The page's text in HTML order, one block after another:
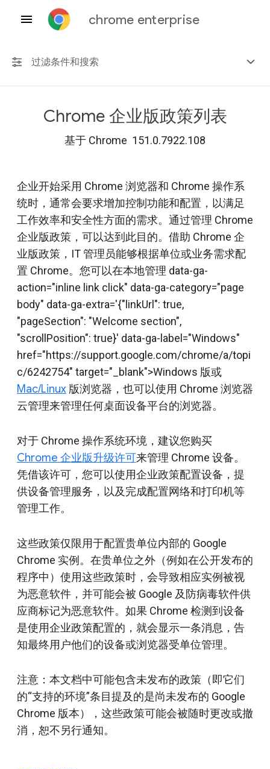
chrome enterprise
过滤条件和搜索
任何平台
Chrome 151
包括已弃用的政策
Chrome 企业版政策列表
基于 Chrome 151.0.7922.108
企业开始采用 Chrome 浏览器和 Chrome 操作系
统时，通常会要求增加控制功能和配置，以满足
工作效率和安全性方面的需求。通过管理 Chrome
企业版政策，可以达到此目的。借助 Chrome 企
业版政策，IT 管理员能够根据单位或业务需求配
置 Chrome。您可以在本地管理 data-ga-
action="inline link click" data-ga-category="page
body" data-ga-extra='{"linkUrl": true,
"pageSection": "Welcome section",
"scrollPosition": true}' data-ga-label="Windows"
href="https://support.google.com/chrome/a/topi
c/6242754" target="_blank">Windows 版或
Mac/Linux 版浏览器，也可以使用 Chrome 浏览器
云管理来管理任何桌面设备平台的浏览器。
对于 Chrome 操作系统环境，建议您购买
Chrome 企业版升级许可来管理 Chrome 设备。
凭借该许可，您可以使用企业政策配置设备，提
供设备管理服务，以及完成配置网络和打印机等
管理工作。
这些政策仅限用于配置贵单位内部的 Google
Chrome 实例。在贵单位之外（例如在公开发布的
程序中）使用这些政策时，会导致相应实例被视
为恶意软件，并可能会被 Google 及防病毒软件供
应商标记为恶意软件。如果 Chrome 检测到设备
是使用企业政策配置的，就会显示一条消息，告
知最终用户他们的设备或浏览器受单位管理。
注意：本文档中可能包含未发布的政策（即它们
的“支持的环境”条目提及的是尚未发布的 Google
Chrome 版本），这些政策可能会被随时更改或撤
消，恕不另行通知。